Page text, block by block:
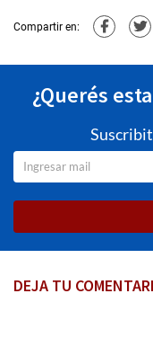
Compartir en:
¿Querés
DEJA TU